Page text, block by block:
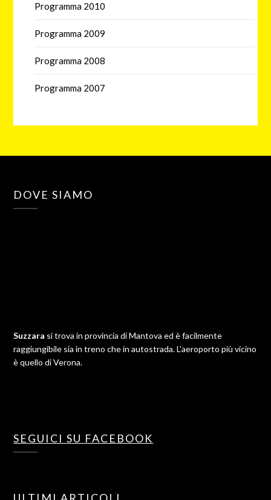
Programma 2010
Programma 2009
Programma 2008
Programma 2007
DOVE SIAMO
Suzzara si trova in provincia di Mantova ed è facilmente
raggiungibile sia in treno che in autostrada. L'aeroporto più vicino
è quello di Verona.
SEGUICI SU FACEBOOK